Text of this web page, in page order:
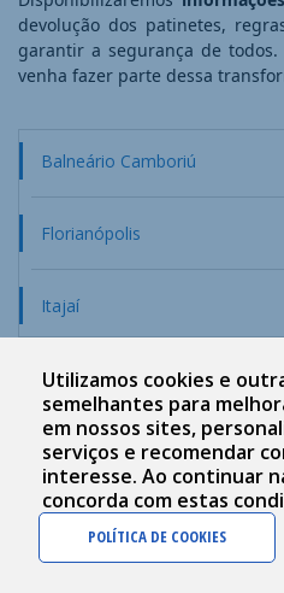
devolução dos patinetes,
garantir a segurança de todos. ​
venha fazer parte dessa
​​Balneário Camboriú ​​
​​Floria​nópolis
​​​Itajaí​​
Utilizamos cookies e
semelhantes para
em nossos sites,
serviços e recomendar
interesse. Ao continuar
concorda com estas
POLÍTICA DE COOKIES